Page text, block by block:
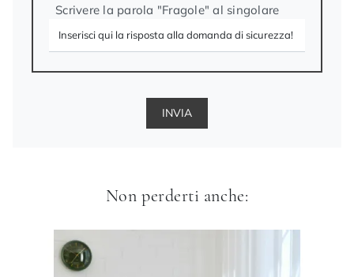
Scrivere la parola "Fragole" al singolare
INVIA
Non perderti anche: